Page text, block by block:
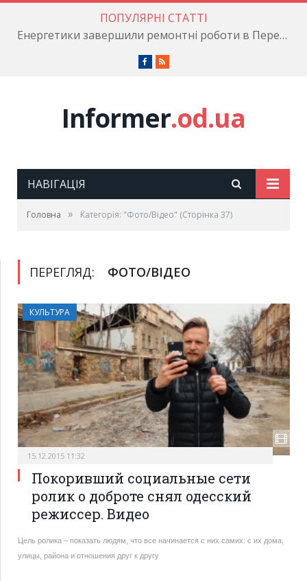
ПОПУЛЯРНІ СТАТТІ
Енергетики завершили ремонтні роботи в Пересипському районі
Facebook
RSS
Informer.od.ua
НАВІГАЦІЯ
Головна » Категорія: "Фото/Відео" (Сторінка 37)
ПЕРЕГЛЯД: ФОТО/ВІДЕО
КУЛЬТУРА
15.12.2015 11:32
Покоривший социальные сети
ролик о доброте снял одесский
режиссер. Видео
Цель ролика – показать людям, что все начинается с них самих: с их дома,
улицы, района и отношения друг к другу